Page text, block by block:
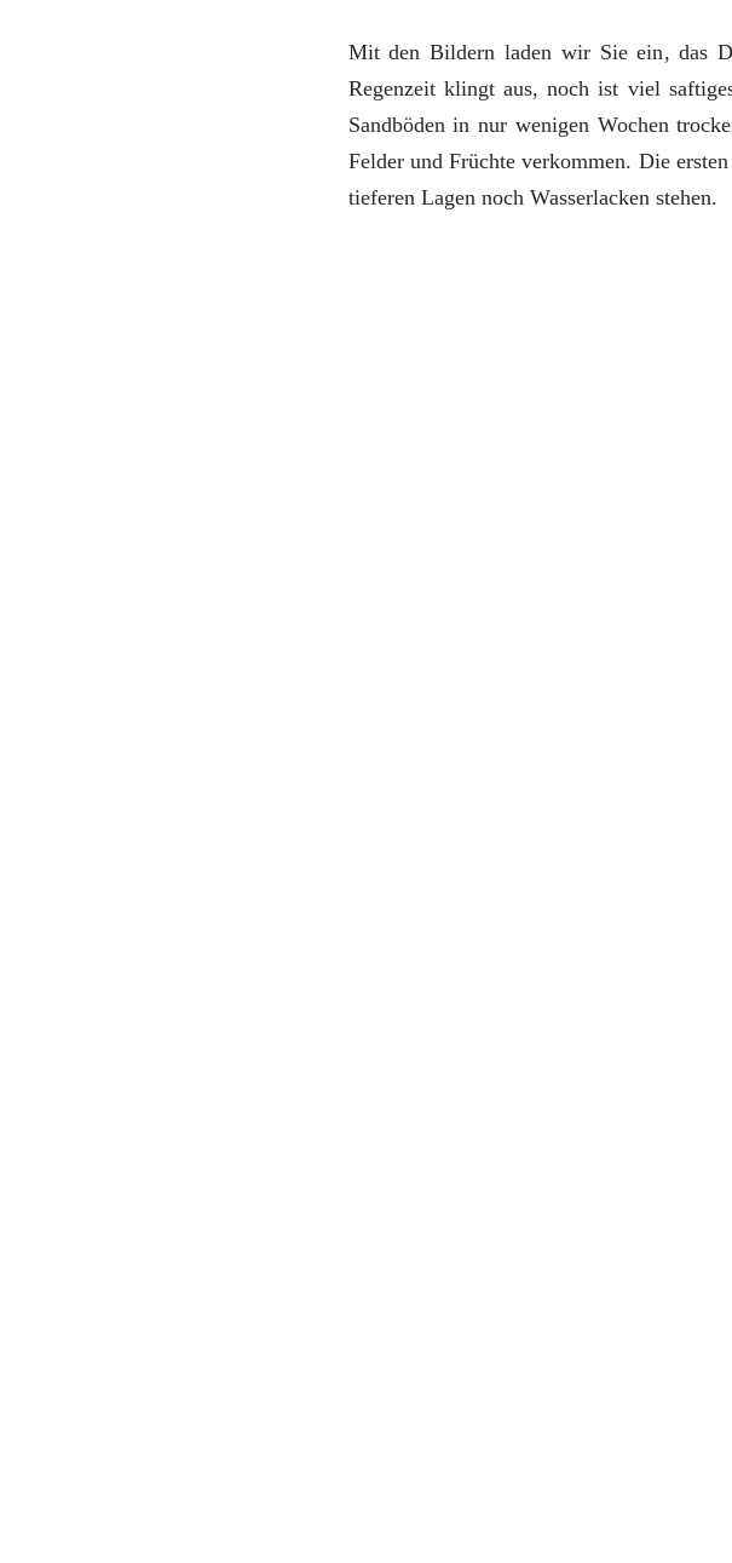
Mit den Bildern laden wir Sie ein, das
Regenzeit klingt aus, noch ist viel
Sandböden in nur wenigen Wochen
Felder und Früchte verkommen. Die
tieferen Lagen noch Wasserlacken stehen.